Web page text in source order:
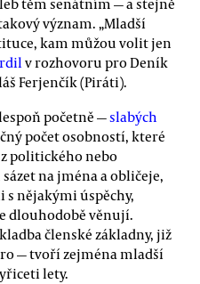
význam. „Mladší
kam můžou volit jen
v rozhovoru pro Deník
Ferjenčík (Piráti).
početně —slabých
počet osobností, které
politického nebo
na jména a obličeje,
s nějakými úspěchy,
dlouhodobě věnují.
členské základny, již
— tvoří zejména mladší
lety.